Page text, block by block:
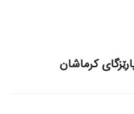
کرماشان